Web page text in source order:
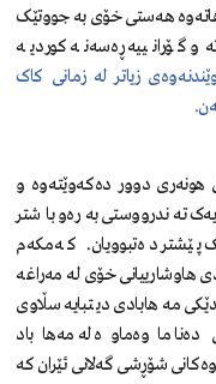
هەستی خۆی بە جووتێک
گۆرانییە ڕەسەنە کوردیە
زیاتر لە زمانی کاک
هونەری دوور دەکەوێتەوە و
تەندرووستی بەرەو باشتر
پێشتر دەتبوویان. کەمکەم
هاوشارییانی خۆی لە مەراغە
مەهابادی دیتبایە سڵاوی
ماوەماوە لە مەهاباد
شۆڕشی گەلانی ئێران کە